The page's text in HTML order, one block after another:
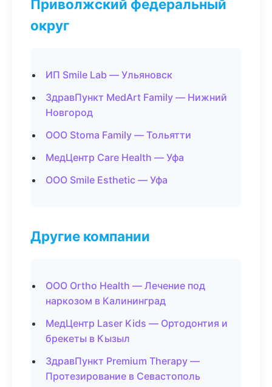
Приволжский федеральный
округ
ИП Smile Lab — Ульяновск
ЗдравПункт MedArt Family — Нижний
Новгород
ООО Stoma Family — Тольятти
МедЦентр Care Health — Уфа
ООО Smile Esthetic — Уфа
Другие компании
ООО Ortho Health — Лечение под
наркозом в Калининград
МедЦентр Laser Kids — Ортодонтия и
брекеты в Кызыл
ЗдравПункт Premium Therapy —
Протезирование в Севастополь